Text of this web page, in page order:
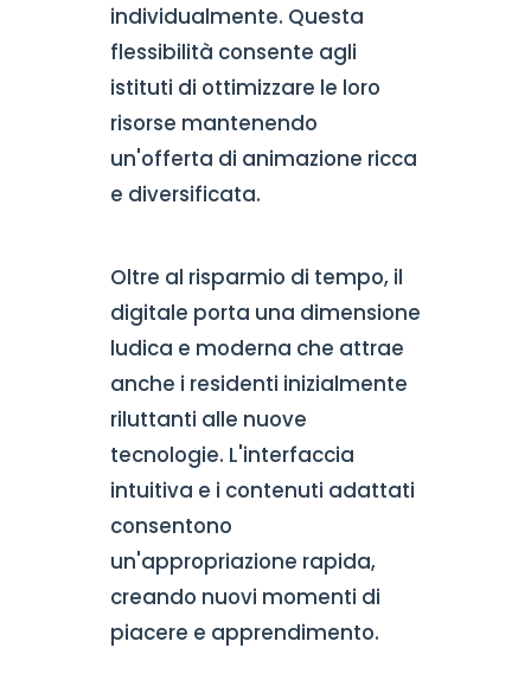
individualmente. Questa
flessibilità consente agli
istituti di ottimizzare le loro
risorse mantenendo
un'offerta di animazione ricca
e diversificata.
Oltre al risparmio di tempo, il
digitale porta una dimensione
ludica e moderna che attrae
anche i residenti inizialmente
riluttanti alle nuove
tecnologie. L'interfaccia
intuitiva e i contenuti adattati
consentono
un'appropriazione rapida,
creando nuovi momenti di
piacere e apprendimento.